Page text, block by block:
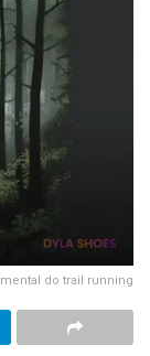
do trail running